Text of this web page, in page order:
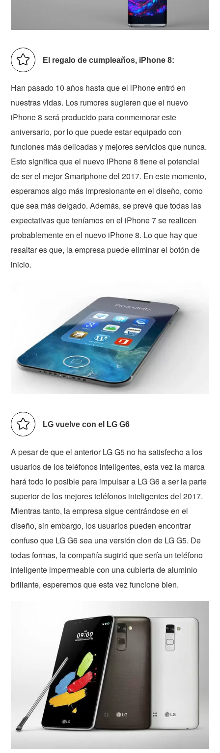
El regalo de cumpleaños, iPhone 8:
Han pasado 10 años hasta que el iPhone entró en
nuestras vidas. Los rumores sugieren que el nuevo
iPhone 8 será producido para conmemorar este
aniversario, por lo que puede estar equipado con
funciones más delicadas y mejores servicios que nunca.
Esto significa que el nuevo iPhone 8 tiene el potencial
de ser el mejor Smartphone del 2017. En este momento,
esperamos algo más impresionante en el diseño, como
que sea más delgado. Además, se prevé que todas las
expectativas que teníamos en el iPhone 7 se realicen
probablemente en el nuevo iPhone 8. Lo que hay que
resaltar es que, la empresa puede eliminar el botón de
inicio.
LG vuelve con el LG G6
A pesar de que el anterior LG G5 no ha satisfecho a los
usuarios de los teléfonos inteligentes, esta vez la marca
hará todo lo posible para impulsar a LG G6 a ser la parte
superior de los mejores teléfonos inteligentes del 2017.
Mientras tanto, la empresa sigue centrándose en el
diseño, sin embargo, los usuarios pueden encontrar
confuso que LG G6 sea una versión clon de LG G5. De
todas formas, la compañía sugirió que sería un teléfono
inteligente impermeable con una cubierta de aluminio
brillante, esperemos que esta vez funcione bien.